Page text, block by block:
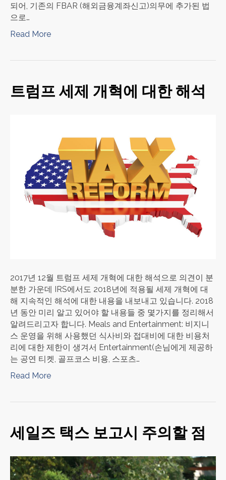
되어, 기존의 FBAR (해외금융계좌신고)의무에 추가된 법
으로…
Read More
트럼프 세제 개혁에 대한 해석
2017년 12월 트럼프 세제 개혁에 대한 해석으로 의견이 분
분한 가운데 IRS에서도 2018년에 적용될 세제 개혁에 대
해 지속적인 해석에 대한 내용을 내보내고 있습니다. 2018
년 동안 미리 알고 있어야 할 내용들 중 몇가지를 정리해서
알려드리고자 합니다. Meals and Entertainment: 비지니
스 운영을 위해 사용했던 식사비와 접대비에 대한 비용처
리에 대한 제한이 생겨서 Entertainment(손님에게 제공하
는 공연 티켓, 골프코스 비용, 스포츠…
Read More
세일즈 택스 보고시 주의할 점